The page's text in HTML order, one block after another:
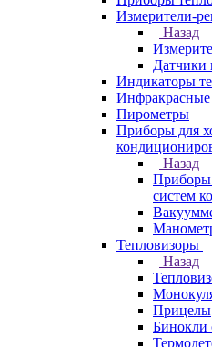
Измерители-
Назад
Датчики
Индикаторы
Инфракрасные
Пирометры
Приборы для
Назад
Приборы
систем
Тепловизоры
Назад
Прицелы
Бинокли